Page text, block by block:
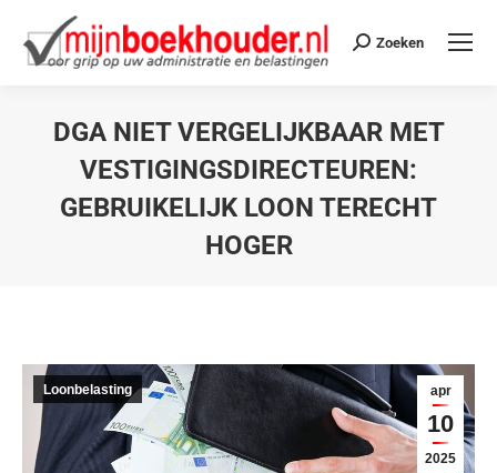
Zoeken
DGA NIET VERGELIJKBAAR MET
VESTIGINGSDIRECTEUREN:
GEBRUIKELIJK LOON TERECHT
HOGER
apr
10
2025
Loonbelasting